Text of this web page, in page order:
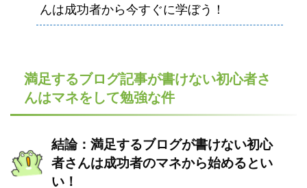
んは成功者から今すぐに学ぼう！
満足するブログ記事が書けない初心者さ
んはマネをして勉強な件
結論：満足するブログが書けない初心
者さんは成功者のマネから始めるとい
い！